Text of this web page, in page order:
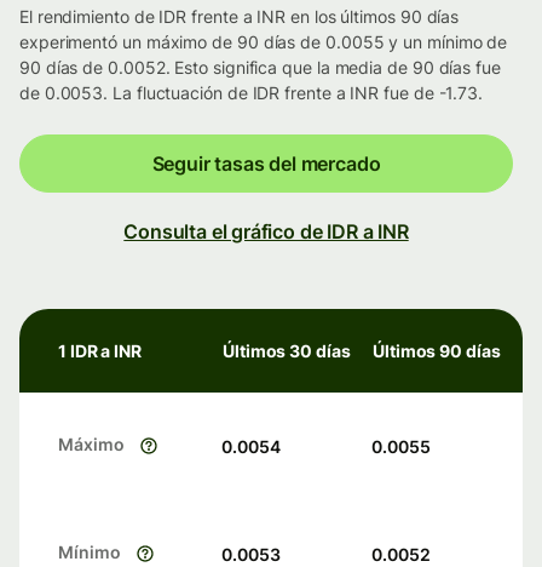
El rendimiento de IDR frente a INR en los últimos 90 días
experimentó un máximo de 90 días de 0.0055 y un mínimo de
90 días de 0.0052. Esto significa que la media de 90 días fue
de 0.0053. La fluctuación de IDR frente a INR fue de -1.73.
Seguir tasas del mercado
Consulta el gráfico de IDR a INR
1 IDR a INR Últimos 30 días Últimos 90 días
Máximo 0.0054 0.0055
Mínimo 0.0053 0.0052